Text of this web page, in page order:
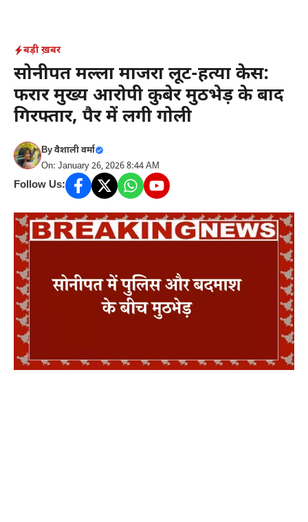
content
बड़ी ख़बर
सोनीपत मल्ला माजरा लूट-हत्या केस:
फरार मुख्य आरोपी कुबेर मुठभेड़ के बाद
गिरफ्तार, पैर में लगी गोली
Byवैशाली वर्मा
On: January 26, 2026 8:44 AM
Follow Us: